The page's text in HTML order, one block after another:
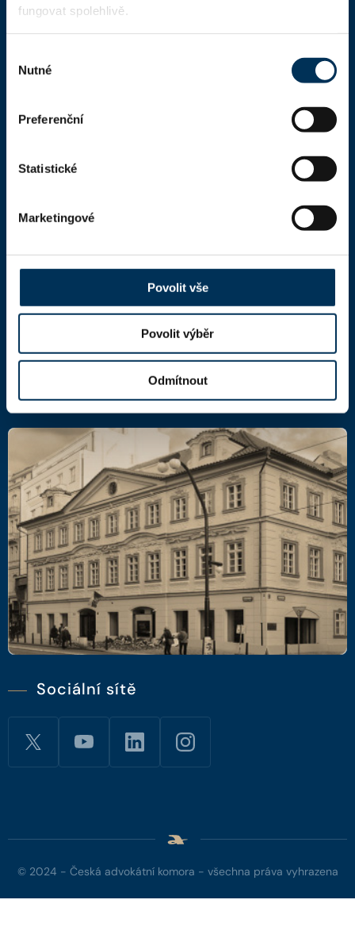
fungovat spolehlivě.
souhlasu
Nutné
Preferenční
Statistické
Marketingové
Povolit vše
Povolit výběr
Odmítnout
Pro veřejnost
Portál ČAK
Kontakty
Česká advokátní komora
Národní 16
DIČ: CZ66000777
Sociální sítě
© 2024 - Česká advokátní komora - všechna práva vyhrazena